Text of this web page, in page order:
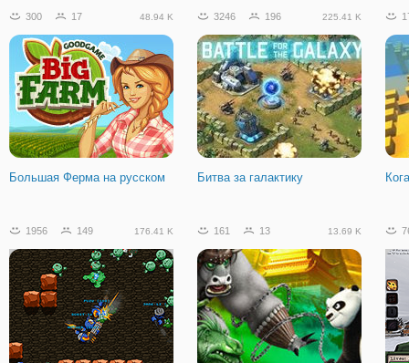
Песочница Ориона 2
(расширенная)
300 17 48.94 K
Большая Ферма на русском
3246 196 225.41 K
Битва за галактику
1956 149 176.41 K 161 13 13.69 K